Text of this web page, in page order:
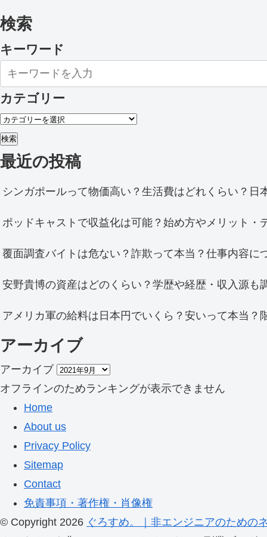
検索
キーワード
カテゴリー
検索
最近の投稿
シンガポールって物価高い？生活費はどれくらい？日
ポッドキャストで収益化は可能？始め方やメリット・
覆面調査バイトは危ない？詐欺って本当？仕事内容に
安野貴博の資産はどのくらい？学歴や経歴・収入源も
アメリカ軍の給料は日本円でいくら？安いって本当？
アーカイブ
アーカイブ
オフラインのためランキングが表示できません
Home
About us
Privacy Policy
Sitemap
Contact
免責事項・著作権・肖像権
© Copyright 2026 ぐろすめ。｜非エンジニアのための